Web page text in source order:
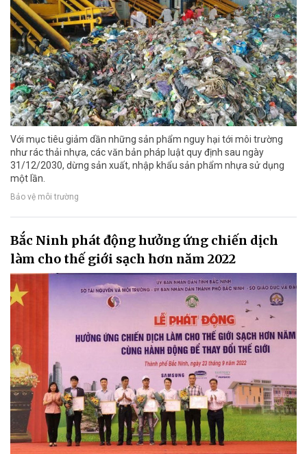
Với mục tiêu giảm dần những sản phẩm nguy hại tới môi trường
như rác thải nhựa, các văn bản pháp luật quy định sau ngày
31/12/2030, dừng sản xuất, nhập khẩu sản phẩm nhựa sử dụng
một lần.
Bảo vệ môi trường
Bắc Ninh phát động hưởng ứng chiến dịch
làm cho thế giới sạch hơn năm 2022